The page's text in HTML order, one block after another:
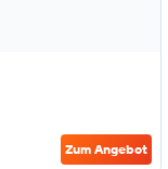
Zum Angebot